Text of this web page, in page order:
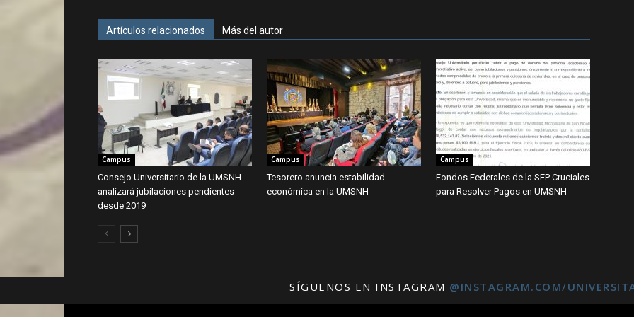
Artículos relacionados Más del autor
Campus
Consejo Universitario de la UMSNH
analizará jubilaciones pendientes
desde 2019
Campus
Tesorero anuncia estabilidad
económica en la UMSNH
Campus
Fondos Federales de la SEP Cruciales
para Resolver Pagos en UMSNH
SÍGUENOS EN INSTAGRAM @INSTAGRAM.COM/